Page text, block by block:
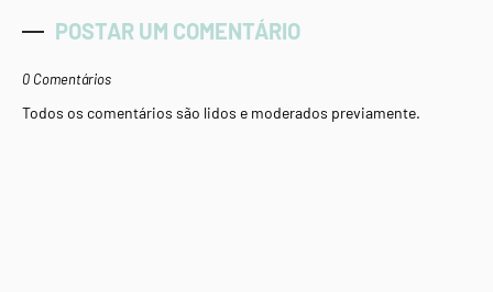
POSTAR UM COMENTÁRIO
0 Comentários
Todos os comentários são lidos e moderados previamente.